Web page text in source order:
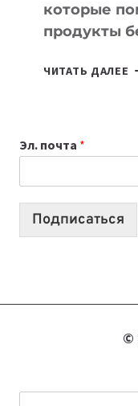
которые
продукты
ЧИТАТЬ ДАЛЕЕ
Эл. почта *
Подписаться
©